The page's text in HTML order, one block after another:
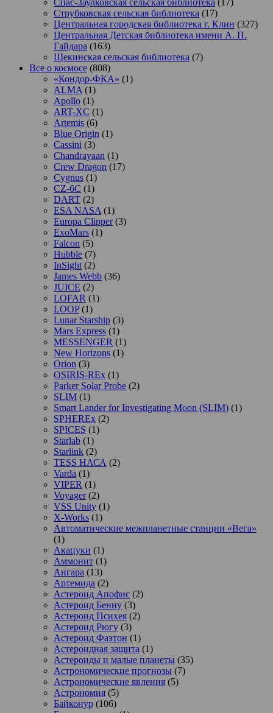
Струбковская сельская библиотека (17)
Центральная городская библиотека г. Клин (327)
Центральная Детская библиотека имени А. П.
Гайдара (163)
Щекинская сельская библиотека (7)
Все о космосе (808)
«Кондор-ФКА» (1)
ALMA (1)
Apollo (1)
ART-XC (1)
Artemis (6)
Blue Origin (1)
Cassini (3)
Chandrayaan (1)
Crew Dragon (17)
Cygnus (1)
CZ-6C (1)
DART (2)
ESA NASA (1)
Europa Clipper(3)
ExoMars (1)
Falcon (5)
Hubble (7)
InSight (2)
James Webb (36)
JUICE (2)
LOFAR (1)
LOOP(1)
Lunar Starship (3)
Mars Express (1)
MESSENGER (1)
New Horizons (1)
Orion (3)
OSIRIS-REx (1)
Parker Solar Probe (2)
SLIM (1)
Smart Lander for Investigating Moon (SLIM) (1)
SPHEREx (2)
SPICES (1)
Starlab (1)
Starlink (2)
TESS НАСА (2)
Varda (1)
VIPER (1)
Voyager(2)
VSS Unity (1)
X-Works (1)
Автоматические межпланетные станции «Вега»
(1)
Акацуки (1)
Аммонит (1)
Ангара (13)
Артемида (2)
Астероид Апофис (2)
Астероид Бенну (3)
Астероид Психея (2)
Астероид Рюгу (3)
Астероид Фаэтон (1)
Астероидная защита (1)
Астероиды и малые планеты (35)
Астрономические прогнозы (7)
Астрономические явления (5)
Астрономия (5)
Байконур (106)